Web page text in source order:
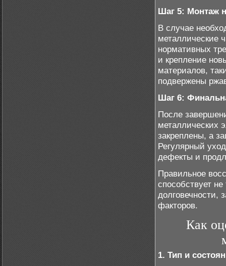
Шаг 5: Монтаж
В случае
металлические
нормативных
и крепление
материалов,
подвержены
Шаг 6:
После
металлических
закреплены, а
Регулярный
дефекты и
Правильное
способствует
долговечности,
факторов.
Как
1. Тип и